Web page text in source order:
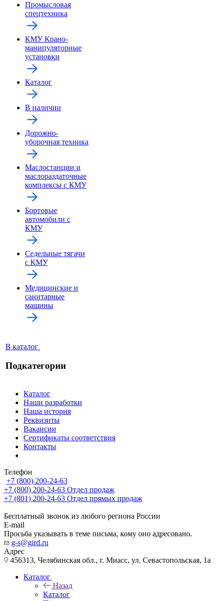
Промысловая
спецтехника
КМУ Крано-
манипуляторные
установки
Каталог
В наличии
Дорожно-
уборочная техника
Маслостанции и
маслораздаточные
комплексы с КМУ
Бортовые
автомобили с
КМУ
Седельные тягачи
с КМУ
Медицинские и
санитарные
машины
В каталог
Подкатегории
Каталог
Наши разработки
Наша история
Реквизиты
Вакансии
Сертификаты соответствия
Контакты
Телефон
+7 (800) 200-24-63
+7 (800) 200-24-63 Отдел продаж
+7 (801) 200-24-63 Отдел прямых продаж
Бесплатный звонок из любого региона России
E-mail
Просьба указывать в теме письма, кому оно адресовано.
g-s@gird.ru
Адрес
456313, Челябинская обл., г. Миасс, ул. Севастопольская, 1а
Каталог
Назад
Каталог